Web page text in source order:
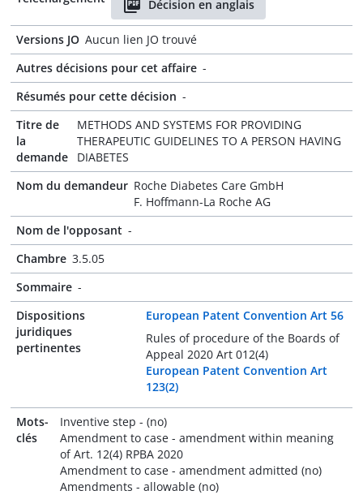
Décision en anglais
Versions JO Aucun lien JO trouvé
Autres décisions pour cet affaire -
Résumés pour cette décision -
Titre de
la
demande
METHODS AND SYSTEMS FOR PROVIDING
THERAPEUTIC GUIDELINES TO A PERSON HAVING
DIABETES
Nom du demandeur Roche Diabetes Care GmbH
F. Hoffmann-La Roche AG
Nom de l'opposant -
Chambre 3.5.05
Sommaire -
Dispositions
juridiques
pertinentes
European Patent Convention Art 56
Rules of procedure of the Boards of
Appeal 2020 Art 012(4)
European Patent Convention Art
123(2)
Mots-
clés
Inventive step - (no)
Amendment to case - amendment within meaning
of Art. 12(4) RPBA 2020
Amendment to case - amendment admitted (no)
Amendments - allowable (no)